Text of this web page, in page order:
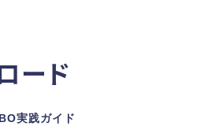
ード
実践ガイド